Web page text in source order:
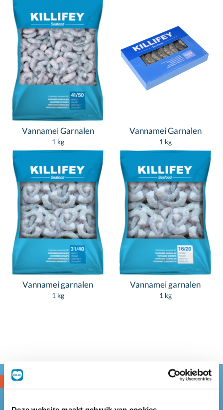
Vannamei Garnalen
1 kg
Vannamei Garnalen
1 kg
Vannamei garnalen
1 kg
Vannamei garnalen
1 kg